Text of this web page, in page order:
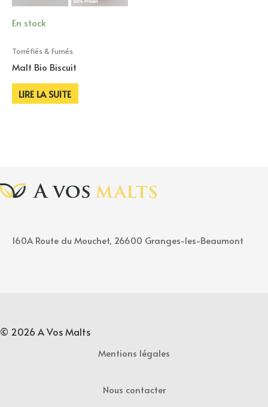
En stock
Torréfiés & Fumés
Malt Bio Biscuit
LIRE LA SUITE
160A Route du Mouchet, 26600 Granges-les-Beaumont
© 2026 A Vos Malts
Mentions légales
Nous contacter